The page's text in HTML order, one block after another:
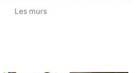
Les murs